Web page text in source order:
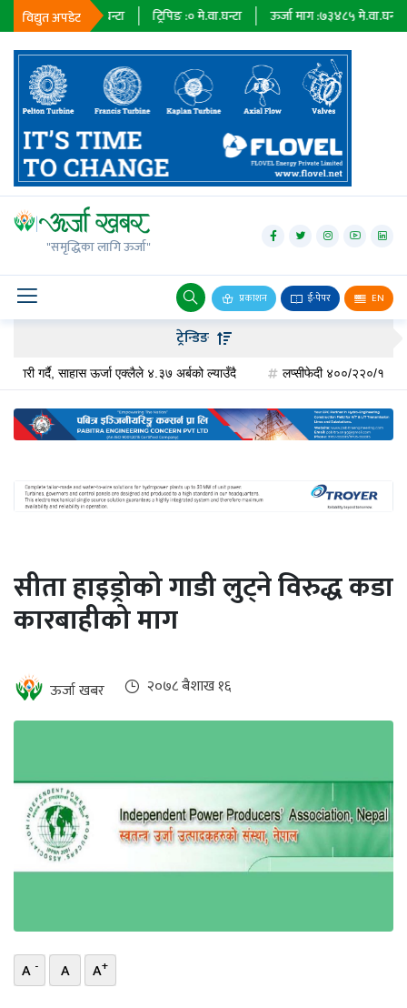
विद्युत अपडेट
२३६७९मे.वा.घन्टा ट्रिपिङ : ०मे.वा.घन्टा ऊर्जा माग :७३४८५मे.वा.घन्टा
"समृद्धिका लागि ऊर्जा"
प्रकाशन ई-पेपर EN
जलविद्युत्
सोलार
वायु
बायोग्यास
पेट्रोलियम
अन्तर्राष्ट्रिय
ऊर्जा
दक्षता
खबर
हरित
इभी
सम्पादकीय
पर्यटन
भिडियो
खोज
प्रोफाइल
ट्रेन्डिङ
साहास ऊर्जा एक्लैले ४.३७ अर्बको ल्याउँदै लप्सीफेदी ४००/२२०/१३२ केभी
सीता हाइड्रोको गाडी लुट्ने विरुद्ध कडा
कारबाहीको माग
ऊर्जा खबर २०७८ ब‌ैशाख १६
A - A A+